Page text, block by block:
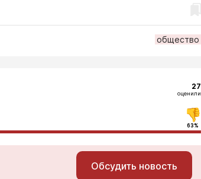
общество
27
оценили
63%
Обсудить новость